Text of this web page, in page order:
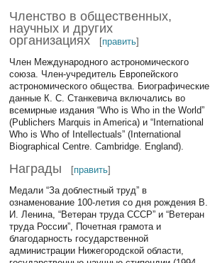
Членство в общественных,
научных и других
организациях
[править]
Член Международного астрономического
союза. Член-учредитель Европейского
астрономического общества. Биографические
данные К. С. Станкевича включались во
всемирные издания “Who is Who in the World”
(Publichers Marquis in America) и “International
Who is Who of Intellectuals” (International
Biographical Centre. Cambridge. England).
Награды [править]
Медали “За доблестный труд” в
ознаменование 100-летия со дня рождения В.
И. Ленина, “Ветеран труда СССР” и “Ветеран
труда России”, Почетная грамота и
благодарность государственной
администрации Нижегородской области,